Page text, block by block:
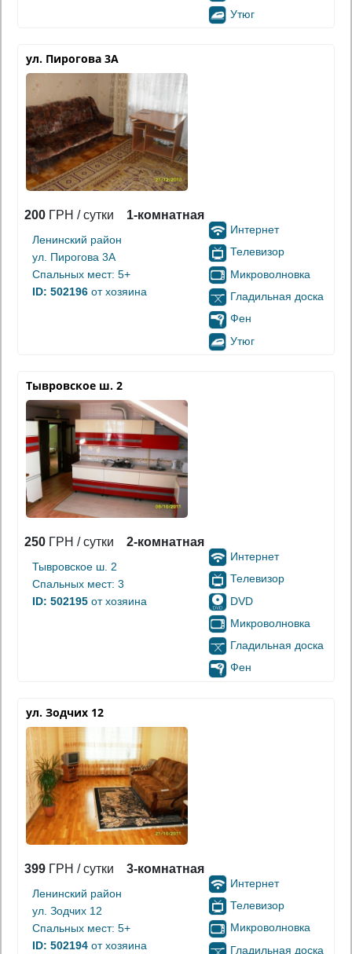
Утюг
ул. Пирогова 3А
200 ГРН / сутки 1-комнатная
Ленинский район
ул. Пирогова 3А
Спальных мест: 5+
ID: 502196 от хозяина
Интернет
Телевизор
Микроволновка
Гладильная доска
Фен
Утюг
Тывровское ш. 2
250 ГРН / сутки 2-комнатная
Тывровское ш. 2
Спальных мест: 3
ID: 502195 от хозяина
Интернет
Телевизор
DVD
Микроволновка
Гладильная доска
Фен
ул. Зодчих 12
399 ГРН / сутки 3-комнатная
Ленинский район
ул. Зодчих 12
Спальных мест: 5+
ID: 502194 от хозяина
Интернет
Телевизор
Микроволновка
Гладильная доска